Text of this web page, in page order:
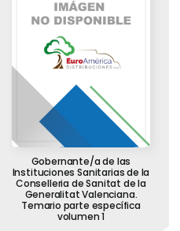
Gobernante/a de las
Instituciones Sanitarias de la
Conselleria de Sanitat de la
Generalitat Valenciana.
Temario parte específica
volumen 1